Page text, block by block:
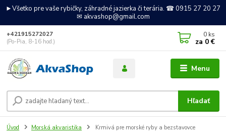
►Všetko pre vaše rybičky, záhradné jazierka či terária. ☎ 0915 27 20 27
✉ akvashop@gmail.com
Menu
Hľadať
+421915272027
(Po-Pia, 8-16 hod.)
0 ks
za 0 €
Úvod Morská akvaristika Krmivá pre morské ryby a bezstavovce